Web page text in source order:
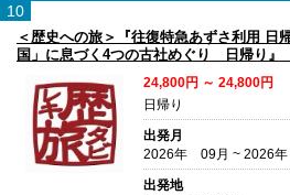
10
＜歴史への旅＞『往復特急あずさ利用
国」に息づく4つの古社めぐり 日帰り』
24,800円 ～ 24,800円
日帰り
出発月
2026年 09月 ~ 2026
出発地